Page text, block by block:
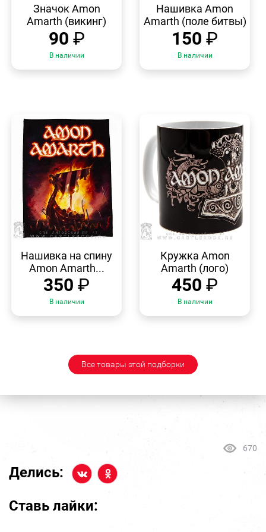
ПРОСМОТР
Значок Amon
Amarth (викинг)
90 ₽
В наличии
ПРОСМОТР
Нашивка Amon
Amarth (поле битвы)
150 ₽
В наличии
ПРОСМОТР
Нашивка на спину
Amon Amarth...
350 ₽
В наличии
ПРОСМОТР
Кружка Amon
Amarth (лого)
450 ₽
В наличии
Все товары этой подборки
670
Делись:
Ставь лайки: